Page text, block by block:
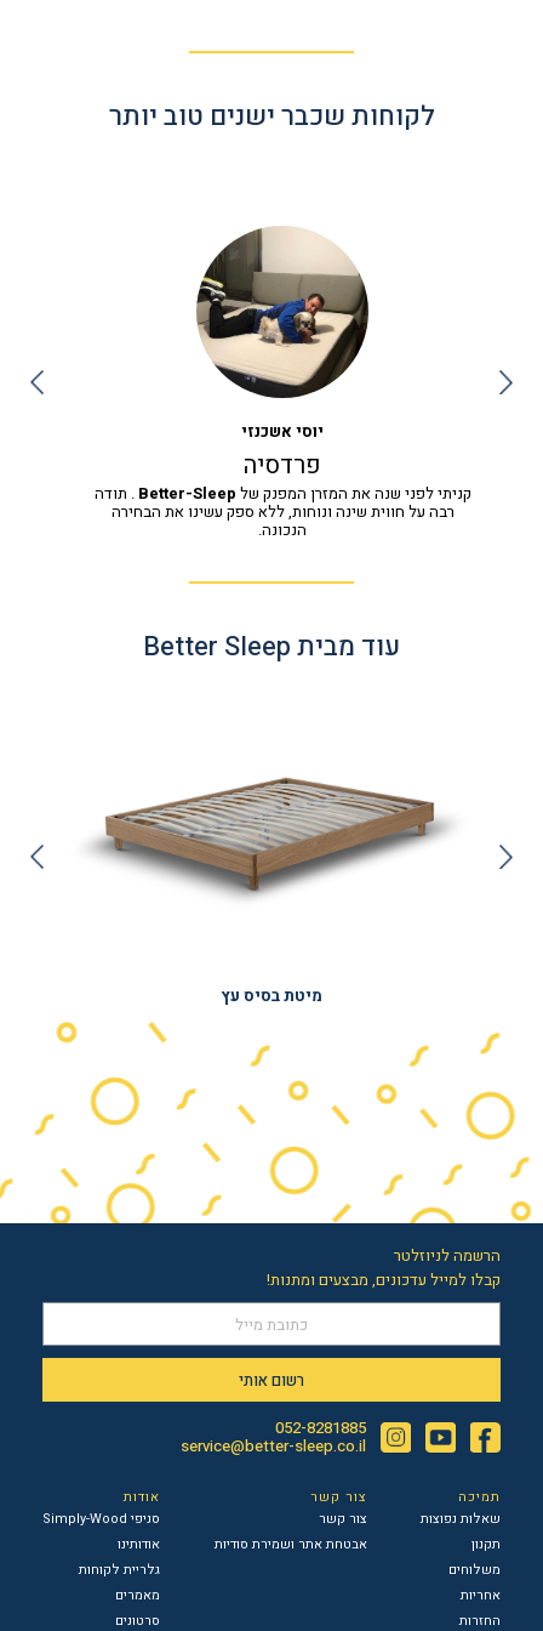
לקוחות שכבר ישנים טוב יותר
יוסי אשכנזי
פרדסיה
קניתי לפני שנה את המזרן המפנק של Better-Sleep . תודה
רבה על חווית שינה ונוחות, ללא ספק עשינו את הבחירה
הנכונה.
עוד מבית Better Sleep
מיטת בסיס עץ
תמיכה
שאלות נפוצות
תקנון
משלוחים
אחריות
החזרות
צור קשר
צור קשר
אבטחת אתר ושמירת סודיות
אודות
סניפי Simply-Wood
אודותינו
גלריית לקוחות
מאמרים
סרטונים
הרשמה לניוזלטר
קבלו למייל עדכונים, מבצעים ומתנות!
רשום אותי
052-8281885
service@better-sleep.co.il
Facebook
YouTube
Instagram